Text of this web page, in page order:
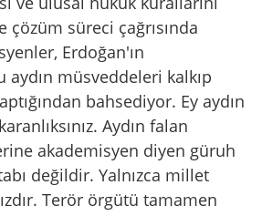
çözüm süreci çağrısında
Erdoğan'ın
aydın müsveddeleri kalkıp
bahsediyor. Ey aydın
Aydın falan
akademisyen diyen güruh
değildir. Yalnızca millet
Terör örgütü tamamen